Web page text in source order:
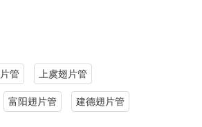
管 上虞翅片管
富阳翅片管 建德翅片管